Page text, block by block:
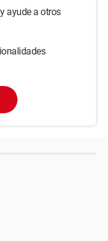
ayude a otros